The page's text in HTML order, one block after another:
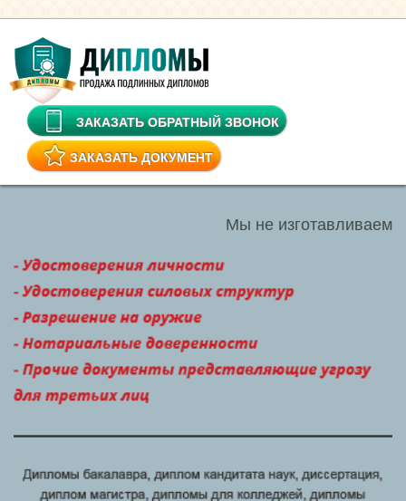
ПОЛЕЗНЫЕ СТАТЬИ
Купить диплом 2019 года
Диплом 2017 года
Диплом 2016 года
Диплом 2015 года
Диплом 2014 года
Диплом России
Проведенный диплом
Диплом института
Легальный диплом
Чистый диплом
Диплом о среднем образовании
Диплом о среднем техническом образовании
Диплом о дополнительном образовании
Диплом о неполном образовании
Диплом недорого
Диплом университета
Диплом онлайн
Диплом с регистрацией
Диплом вуза